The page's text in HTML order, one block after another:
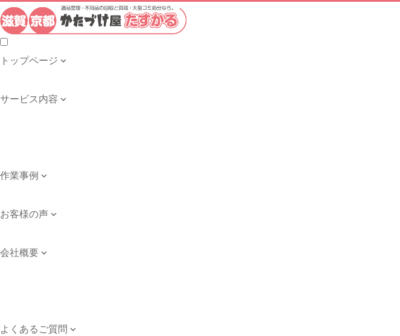
トップページ 
サービス内容 
作業事例 
お客様の声 
会社概要 
よくあるご質問 